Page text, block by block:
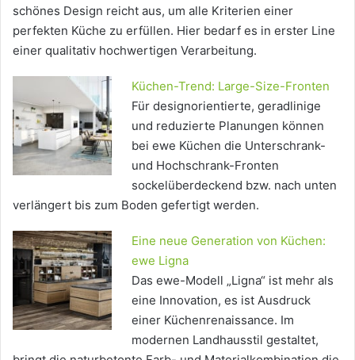
schönes Design reicht aus, um alle Kriterien einer
perfekten Küche zu erfüllen. Hier bedarf es in erster Line
einer qualitativ hochwertigen Verarbeitung.
Küchen-Trend: Large-Size-Fronten
Für designorientierte, geradlinige
und reduzierte Planungen können
bei ewe Küchen die Unterschrank-
und Hochschrank-Fronten
sockelüberdeckend bzw. nach unten
verlängert bis zum Boden gefertigt werden.
Eine neue Generation von Küchen:
ewe Ligna
Das ewe-Modell „Ligna“ ist mehr als
eine Innovation, es ist Ausdruck
einer Küchenrenaissance. Im
modernen Landhausstil gestaltet,